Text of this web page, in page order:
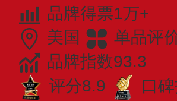
品牌得票1万+
美国
单品评
品牌指数93.3
评分8.9
口